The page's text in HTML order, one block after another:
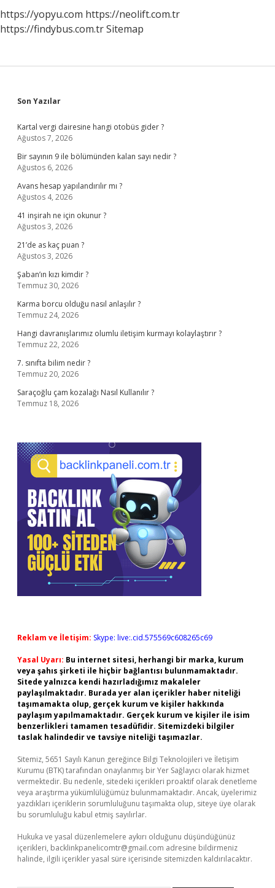
https://yopyu.com https://neolift.com.tr
https://findybus.com.trSitemap
Sidebar
Son Yazılar
Kartal vergi dairesine hangi otobüs gider ?
Ağustos 7, 2026
Bir sayının 9 ile bölümünden kalan sayı nedir ?
Ağustos 6, 2026
Avans hesap yapılandırılır mı ?
Ağustos 4, 2026
41 inşirah ne için okunur ?
Ağustos 3, 2026
21’de as kaç puan ?
Ağustos 3, 2026
Şaban’ın kızı kimdir ?
Temmuz 30, 2026
Karma borcu olduğu nasıl anlaşılır ?
Temmuz 24, 2026
Hangi davranışlarımız olumlu iletişim kurmayı kolaylaştırır ?
Temmuz 22, 2026
7. sınıfta bilim nedir ?
Temmuz 20, 2026
Saraçoğlu çam kozalağı Nasıl Kullanılır ?
Temmuz 18, 2026
Reklam ve İletişim: Skype: live:.cid.575569c608265c69
Yasal Uyarı: Bu internet sitesi, herhangi bir marka, kurum
veya şahıs şirketi ile hiçbir bağlantısı bulunmamaktadır.
Sitede yalnızca kendi hazırladığımız makaleler
paylaşılmaktadır. Burada yer alan içerikler haber niteliği
taşımamakta olup, gerçek kurum ve kişiler hakkında
paylaşım yapılmamaktadır. Gerçek kurum ve kişiler ile isim
benzerlikleri tamamen tesadüfidir. Sitemizdeki bilgiler
taslak halindedir ve tavsiye niteliği taşımazlar.
Sitemiz, 5651 Sayılı Kanun gereğince Bilgi Teknolojileri ve İletişim
Kurumu (BTK) tarafından onaylanmış bir Yer Sağlayıcı olarak hizmet
vermektedir. Bu nedenle, sitedeki içerikleri proaktif olarak denetleme
veya araştırma yükümlülüğümüz bulunmamaktadır. Ancak, üyelerimiz
yazdıkları içeriklerin sorumluluğunu taşımakta olup, siteye üye olarak
bu sorumluluğu kabul etmiş sayılırlar.
Hukuka ve yasal düzenlemelere aykırı olduğunu düşündüğünüz
içerikleri, backlinkpanelicomtr@gmail.com adresine bildirmeniz
halinde, ilgili içerikler yasal süre içerisinde sitemizden kaldırılacaktır.